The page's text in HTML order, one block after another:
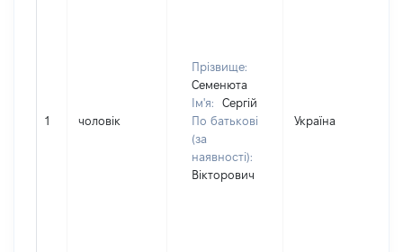
1 чоловік
Прізвище:
Семенюта
Ім'я:
Сергій
По батькові
(за
наявності):
Вікторович
Україна